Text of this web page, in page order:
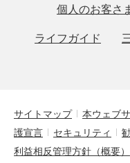
個人のお客さ
ライフガイド
サイトマップ 本ウェブ
護宣言
セキュリティ
利益相反管理方針（概要）